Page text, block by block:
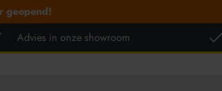
geopend!
Advies in onze showroom